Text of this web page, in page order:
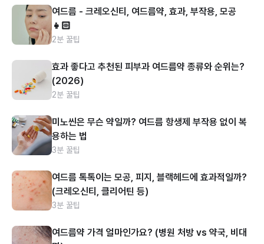
여드름 - 크레오신티, 여드름약, 효과, 부작용, 모공
👧🏻
2분 꿀팁
효과 좋다고 추천된 피부과 여드름약 종류와 순위는?
(2026)
2분 꿀팁
미노씬은 무슨 약일까? 여드름 항생제 부작용 없이 복
용하는 법
3분 꿀팁
여드름 톡톡이는 모공, 피지, 블랙헤드에 효과적일까?
(크레오신티, 클리어틴 등)
3분 꿀팁
여드름약 가격 얼마인가요? (병원 처방 vs 약국, 비대